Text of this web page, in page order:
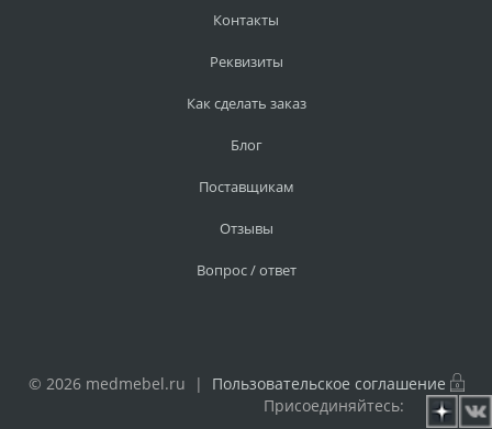
Контакты
Реквизиты
Как сделать заказ
Блог
Поставщикам
Отзывы
Вопрос / ответ
© 2026 medmebel.ru | Пользовательское соглашение
Присоединяйтесь: